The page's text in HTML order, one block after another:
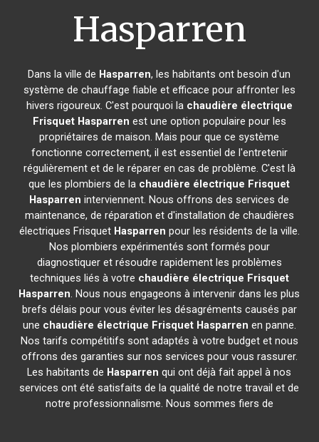
Hasparren
Dans la ville de Hasparren, les habitants ont besoin d'un
système de chauffage fiable et efficace pour affronter les
hivers rigoureux. C'est pourquoi la chaudière électrique
Frisquet Hasparren est une option populaire pour les
propriétaires de maison. Mais pour que ce système
fonctionne correctement, il est essentiel de l'entretenir
régulièrement et de le réparer en cas de problème. C'est là
que les plombiers de la chaudière électrique Frisquet
Hasparren interviennent. Nous offrons des services de
maintenance, de réparation et d'installation de chaudières
électriques Frisquet Hasparren pour les résidents de la ville.
Nos plombiers expérimentés sont formés pour
diagnostiquer et résoudre rapidement les problèmes
techniques liés à votre chaudière électrique Frisquet
Hasparren. Nous nous engageons à intervenir dans les plus
brefs délais pour vous éviter les désagréments causés par
une chaudière électrique Frisquet Hasparren en panne.
Nos tarifs compétitifs sont adaptés à votre budget et nous
offrons des garanties sur nos services pour vous rassurer.
Les habitants de Hasparren qui ont déjà fait appel à nos
services ont été satisfaits de la qualité de notre travail et de
notre professionnalisme. Nous sommes fiers de